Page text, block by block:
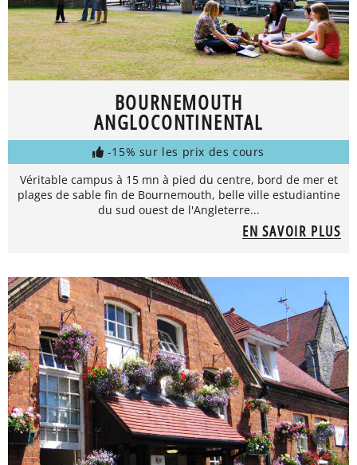
BOURNEMOUTH
ANGLOCONTINENTAL
-15% sur les prix des cours
Véritable campus à 15 mn à pied du centre, bord de mer et
plages de sable fin de Bournemouth, belle ville estudiantine
du sud ouest de l'Angleterre...
EN SAVOIR PLUS